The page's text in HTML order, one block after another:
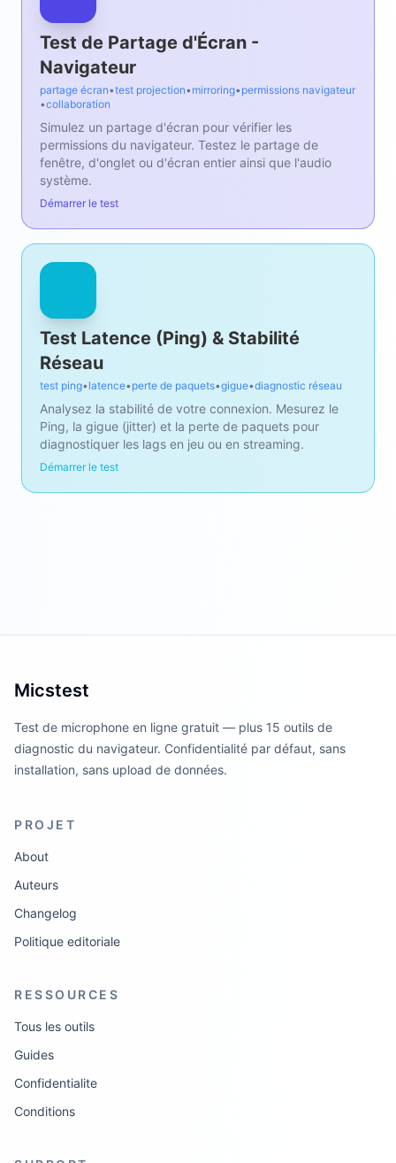
Test de Partage d'Écran -
Navigateur
partage écran•test projection• mirroring• permissions navigateur
•collaboration
Simulez un partage d'écran pour vérifier les
permissions du navigateur. Testez le partage de
fenêtre, d'onglet ou d'écran entier ainsi que l'audio
système.
Démarrer le test
Test Latence (Ping) & Stabilité
Réseau
test ping•latence•perte de paquets•gigue•diagnostic réseau
Analysez la stabilité de votre connexion. Mesurez le
Ping, la gigue (jitter) et la perte de paquets pour
diagnostiquer les lags en jeu ou en streaming.
Démarrer le test
Micstest
Test de microphone en ligne gratuit — plus 15 outils de
diagnostic du navigateur. Confidentialité par défaut, sans
installation, sans upload de données.
PROJET
About
Auteurs
Changelog
Politique editoriale
RESSOURCES
Tous les outils
Guides
Confidentialite
Conditions